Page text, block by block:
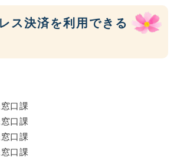
ス決済を利用できる
口課
口課
口課
口課